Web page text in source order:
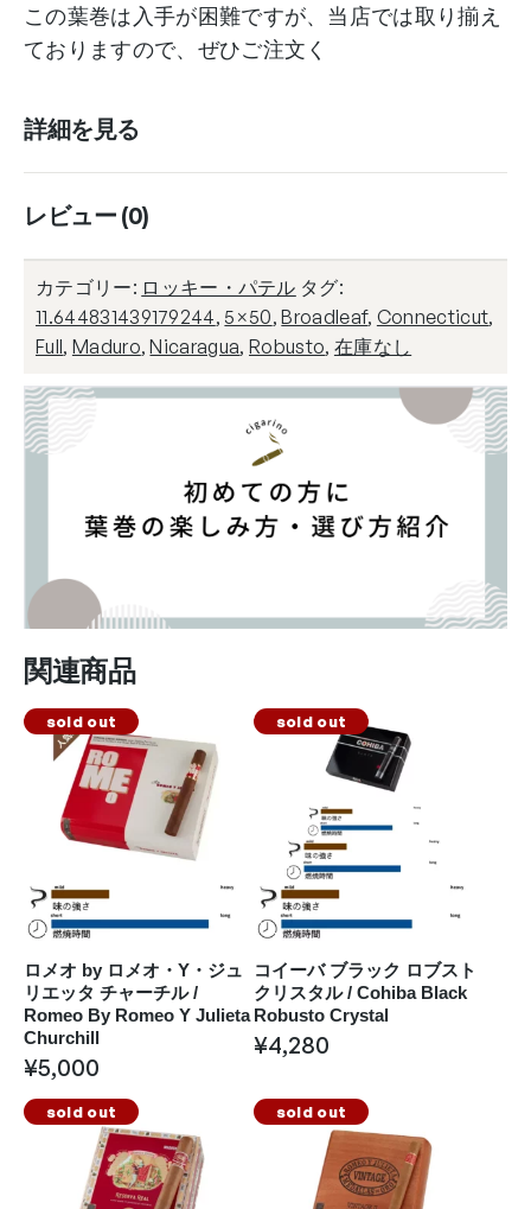
この葉巻は入手が困難ですが、当店では取り揃え
ておりますので、ぜひご注文く
詳細を見る
レビュー (0)
カテゴリー: ロッキー・パテル タグ:
11.644831439179244, 5×50,Broadleaf, Connecticut,
Full, Maduro,Nicaragua,Robusto, 在庫なし
関連商品
sold out
ロメオ by ロメオ・Y・ジュ
リエッタ チャーチル /
Romeo By Romeo Y Julieta
Churchill
¥5,000
sold out
コイーバ ブラック ロブスト
クリスタル / Cohiba Black
Robusto Crystal
¥4,280
sold out sold out